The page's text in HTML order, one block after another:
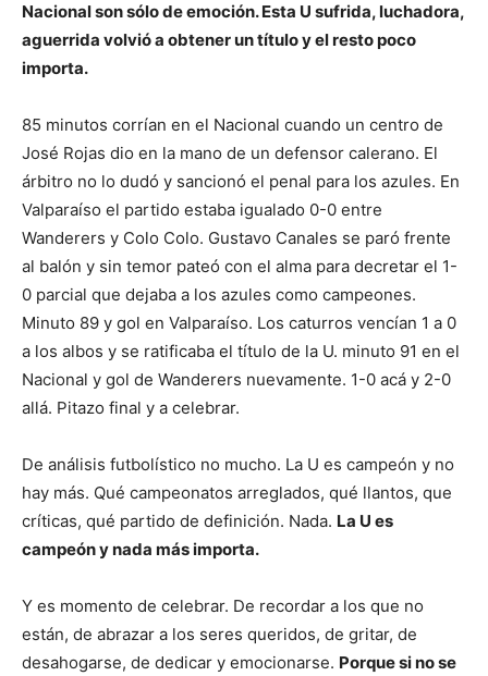
Nacional son sólo de emoción. Esta U sufrida, luchadora,
aguerrida volvió a obtener un título y el resto poco
importa.
85 minutos corrían en el Nacional cuando un centro de
José Rojas dio en la mano de un defensor calerano. El
árbitro no lo dudó y sancionó el penal para los azules. En
Valparaíso el partido estaba igualado 0-0 entre
Wanderers y Colo Colo. Gustavo Canales se paró frente
al balón y sin temor pateó con el alma para decretar el 1-
0 parcial que dejaba a los azules como campeones.
Minuto 89 y gol en Valparaíso. Los caturros vencían 1 a 0
a los albos y se ratificaba el título de la U. minuto 91 en el
Nacional y gol de Wanderers nuevamente. 1-0 acá y 2-0
allá. Pitazo final y a celebrar.
De análisis futbolístico no mucho. La U es campeón y no
hay más. Qué campeonatos arreglados, qué llantos, que
críticas, qué partido de definición. Nada. La U es
campeón y nada más importa.
Y es momento de celebrar. De recordar a los que no
están, de abrazar a los seres queridos, de gritar, de
desahogarse, de dedicar y emocionarse. Porque si no se